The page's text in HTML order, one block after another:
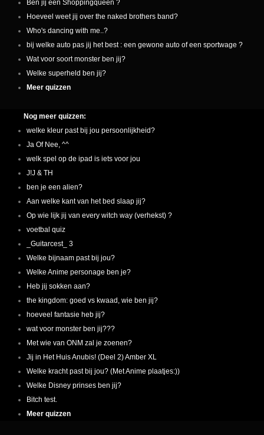
Ben jij een Shoppingqueen ?
Hoeveel weet jij over the naked brothers band?
Who's dancing with me..?
bij welke auto pas jij het best : een gewone auto of een sportwage ?
Wat voor soort monster ben jij?
Welke superheld ben jij?
Meer quizzen
Nog meer quizzen:
welke kleur past bij jou persoonlijkheid?
Ja Of Nee, ^^
welk spel op de ipad is iets voor jou
J!J & TH
ben je een alien?
Aan welke kant van het bed slaap jij?
Op wie lijk jij van every witch way (verhekst) ?
voetbal quiz
_Guitarcest_ 3
Welke bijnaam past bij jou?
Welke Anime personage ben je?
Heb jij sokken aan?
the kingdom: goed vs kwaad, wie ben jij?
hoeveel fantasie heb jij?
wat voor monster ben jij???
Met wie van ONM zal je zoenen?
Jij in Het Huis Anubis! (Deel 2) Amber XL
Welke kracht past bij jou? (Met Anime plaatjes:))
Welke Disney prinses ben jij?
Bitch test.
Meer quizzen